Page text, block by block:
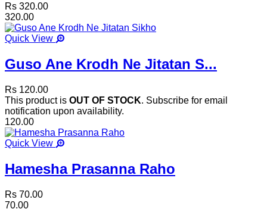
Rs 320.00
320.00
Quick View
Guso Ane Krodh Ne Jitatan S...
Rs 120.00
This product is OUT OF STOCK. Subscribe for email
notification upon availability.
120.00
Quick View
Hamesha Prasanna Raho
Rs 70.00
70.00